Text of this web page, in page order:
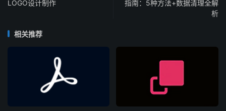
LOGO设计制作
指南：5种方法+数据清理全解
析
相关推荐